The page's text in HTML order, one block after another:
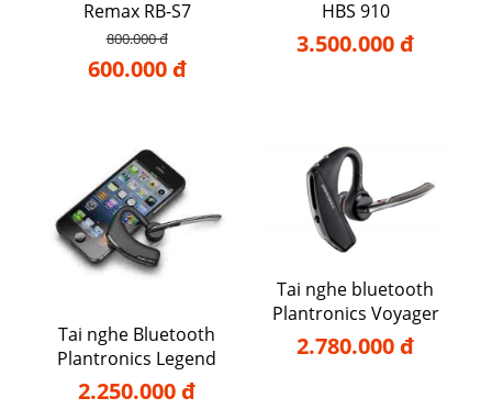
Remax RB-S7
800.000 đ
600.000 đ
HBS 910
3.500.000 đ
Tai nghe Bluetooth
Plantronics Legend
2.250.000 đ
Tai nghe bluetooth
Plantronics Voyager
5200
2.780.000 đ